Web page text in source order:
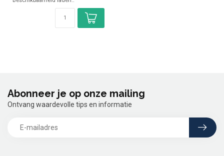
✓ Hoogte 150 mm
Abonneer je op onze mailing
Ontvang waardevolle tips en informatie